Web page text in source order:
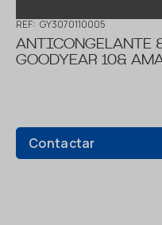
REF: GY3070110005
ANTICONGELANTE
GOODYEAR 10&
Contactar